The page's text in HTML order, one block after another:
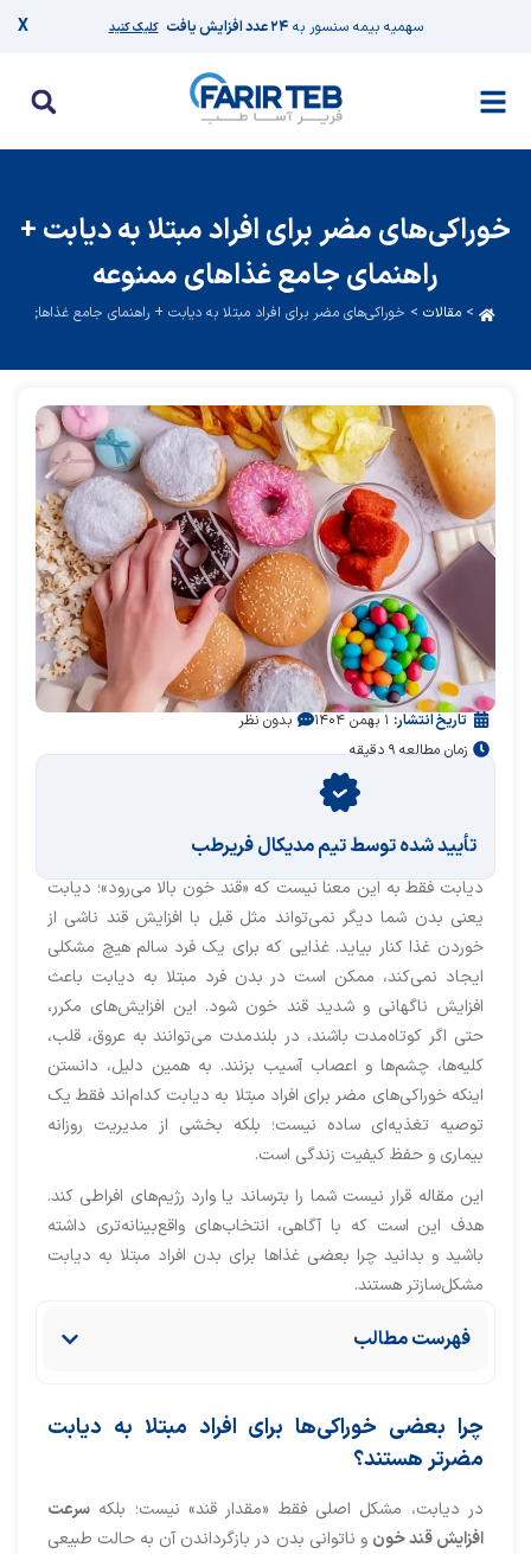
سهمیه بیمه سنسور به۲۴ عدد افزایش یافت کلیک کنید X
خوراکی‌های مضر برای افراد مبتلا به دیابت +
راهنمای جامع غذاهای ممنوعه
> مقالات > خوراکی‌های مضر برای افراد مبتلا به دیابت + راهنمای جامع غذاهای
تاریخ انتشار: ۱ بهمن ۱۴۰۴
بدون نظر
زمان مطالعه ۹ دقیقه
تأیید‌‌‌‌‌‌‌ شده توسط تیم مدیکال فریرطب
دیابت فقط به این معنا نیست که «قند خون بالا می‌رود»؛ دیابت
یعنی بدن شما دیگر نمی‌تواند مثل قبل با افزایش قند ناشی از
خوردن غذا کنار بیاید. غذایی که برای یک فرد سالم هیچ مشکلی
ایجاد نمی‌کند، ممکن است در بدن فرد مبتلا به دیابت باعث
افزایش ناگهانی و شدید قند خون شود. این افزایش‌های مکرر،
حتی اگر کوتاه‌مدت باشند، در بلندمدت می‌توانند به عروق، قلب،
کلیه‌ها، چشم‌ها و اعصاب آسیب بزنند. به همین دلیل، دانستن
اینکه خوراکی‌های مضر برای افراد مبتلا به دیابت کدام‌اند فقط یک
توصیه تغذیه‌ای ساده نیست؛ بلکه بخشی از مدیریت روزانه
بیماری و حفظ کیفیت زندگی است.
این مقاله قرار نیست شما را بترساند یا وارد رژیم‌های افراطی کند.
هدف این است که با آگاهی، انتخاب‌های واقع‌بینانه‌تری داشته
باشید و بدانید چرا بعضی غذاها برای بدن افراد مبتلا به دیابت
مشکل‌سازتر هستند.
فهرست مطالب
چرا بعضی خوراکی‌ها برای افراد مبتلا به دیابت
مضرتر هستند؟
در دیابت، مشکل اصلی فقط «مقدار قند» نیست؛ بلکه سرعت
افزایش قند خون و ناتوانی بدن در بازگرداندن آن به حالت طبیعی